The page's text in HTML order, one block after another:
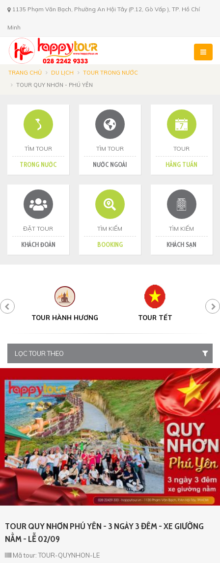
1135 Phạm Văn Bạch, Phường An Hội Tây (P.12, Gò Vấp ), TP. Hồ Chí
Minh
TRANG CHỦ DU LỊCH
TOUR TRONG NƯỚC
TOUR QUY NHƠN - PHÚ YÊN
TÌM TOUR
TRONG NƯỚC
TÌM TOUR
NƯỚC NGOÀI
TOUR
HẰNG TUẦN
ĐẶT TOUR
KHÁCH ĐOÀN
TÌM KIẾM
BOOKING
TÌM KIẾM
KHÁCH SẠN
TOUR HÀNH HƯƠNG TOUR TẾT
LỌC TOUR THEO
TOUR QUY NHƠN PHÚ YÊN - 3 NGÀY 3 ĐÊM - XE GIƯỜNG
NẰM - LỄ 02/09
Mã tour: TOUR-QUYNHON-LE